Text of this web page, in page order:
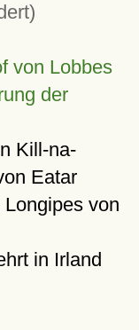
von Lobbes
der
Kill-na-
Eatar
von
in Irland